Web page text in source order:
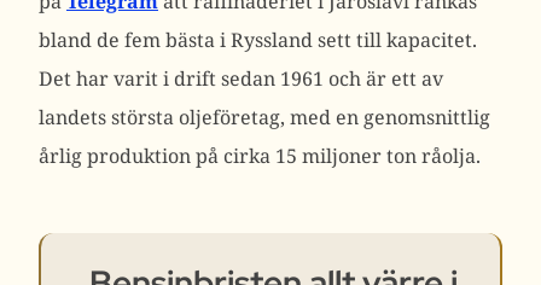
bland de fem bästa i Ryssland sett till kapacitet.
Det har varit i drift sedan 1961 och är ett av
landets största oljeföretag, med en genomsnittlig
årlig produktion på cirka 15 miljoner ton råolja.